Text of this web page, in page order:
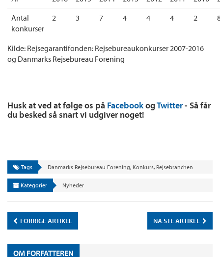
Antal
konkurser
2 3 7 4 4 4 2
Kilde: Rejsegarantifonden: Rejsebureaukonkurser 2007-2016
og Danmarks Rejsebureau Forening
Husk at ved at følge os på FacebookogTwitter- Så får
du besked så snart vi udgiver noget!
Tags Danmarks Rejsebureau Forening, Konkurs, Rejsebranchen
Kategorier Nyheder
FORRIGE ARTIKEL NÆSTE ARTIKEL
OM FORFATTEREN